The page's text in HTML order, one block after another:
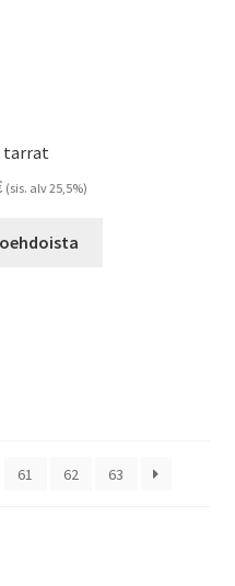
tarrat
Hintaluokka:
-
(sis. alv 25,5%)
sivulla.
61 62 63